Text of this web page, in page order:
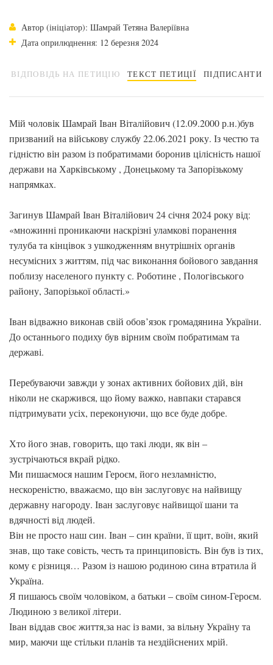
Автор (ініціатор): Шамрай Тетяна Валеріївна
Дата оприлюднення: 12 березня 2024
ВІДПОВІДЬ НА ПЕТИЦІЮ ТЕКСТ ПЕТИЦІЇ ПІДПИСАНТИ
Мій чоловік Шамрай Іван Віталійович (12.09.2000 р.н.)був
призваний на військову службу 22.06.2021 року. Із честю та
гідністю він разом із побратимами боронив цілісність нашої
держави на Харківському , Донецькому та Запорізькому
напрямках.
Загинув Шамрай Іван Віталійович 24 січня 2024 року від:
«множинні проникаючи наскрізні уламкові поранення
тулуба та кінцівок з ушкодженням внутрішніх органів
несумісних з життям, під час виконання бойового завдання
поблизу населеного пункту с. Роботине , Пологівського
району, Запорізької області.»
Іван відважно виконав свій обов’язок громадянина України.
До останнього подиху був вірним своїм побратимам та
державі.
Перебуваючи завжди у зонах активних бойових дій, він
ніколи не скаржився, що йому важко, навпаки старався
підтримувати усіх, переконуючи, що все буде добре.
Хто його знав, говорить, що такі люди, як він –
зустрічаються вкрай рідко.
Ми пишаємося нашим Героєм, його незламністю,
нескореністю, вважаємо, що він заслуговує на найвищу
державну нагороду. Іван заслуговує найвищої шани та
вдячності від людей.
Він не просто наш син. Іван – син країни, її щит, воїн, який
знав, що таке совість, честь та принциповість. Він був із тих,
кому є різниця… Разом із нашою родиною сина втратила й
Україна.
Я пишаюсь своїм чоловіком, а батьки – своїм сином-Героєм.
Людиною з великої літери.
Іван віддав своє життя,за нас із вами, за вільну Україну та
мир, маючи ще стільки планів та нездійснених мрій.